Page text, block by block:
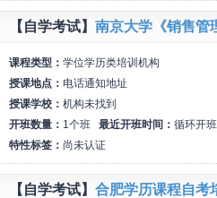
【自学考试】 南京大学《销售管
课程类型： 学位学历类培训机构
授课地点： 电话通知地址
授课学校： 机构未找到
开班数量： 1个班 最近开班时间： 循环开班
特性标签： 尚未认证
【自学考试】 合肥学历课程自考